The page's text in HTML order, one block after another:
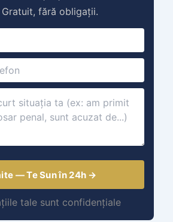
Gratuit, fără obligații.
— Te Sun în 24h →
tale sunt confidențiale